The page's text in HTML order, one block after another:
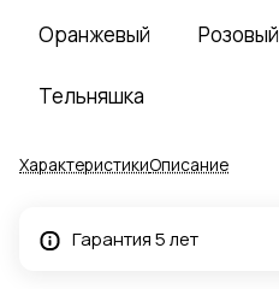
Оранжевый Розовый
Тельняшка
ХарактеристикиОписание
Гарантия 5 лет